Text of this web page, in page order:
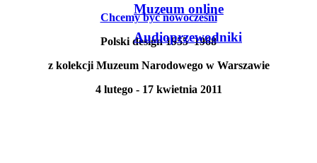
Muzeum online
Audioprzewodniki
Chcemy być nowocześni
Polski design 1955–1968
z kolekcji Muzeum Narodowego w Warszawie
4 lutego - 17 kwietnia 2011